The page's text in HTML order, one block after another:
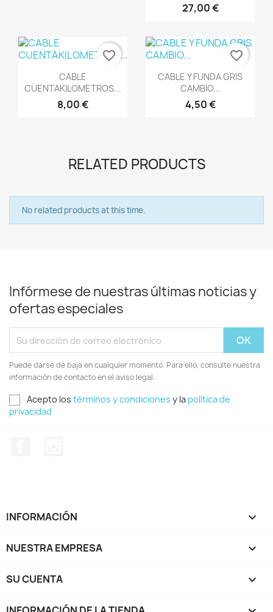
27,00 €
Vista rápida
CABLE
CUENTAKILOMETROS...
8,00 €
favorite_border
 Vista rápida
CABLE Y FUNDA GRIS
CAMBIO...
4,50 €
favorite_border
RELATED PRODUCTS
No related products at this time.
Infórmese de nuestras últimas noticias y
ofertas especiales
Puede darse de baja en cualquier momento. Para ello, consulte nuestra
información de contacto en el aviso legal.
Acepto los términos y condiciones y la política de
privacidad
INFORMACIÓN 
NUESTRA EMPRESA 
SU CUENTA 